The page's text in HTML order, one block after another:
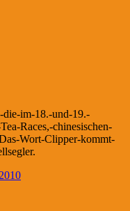
die-im-18.-und-19.-
Races,-chinesischen-
Wort-Clipper-kommt-